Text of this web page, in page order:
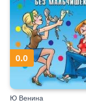
0.0
Ю Венина